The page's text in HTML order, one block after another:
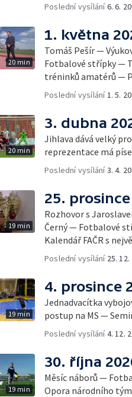
Poslední vysílání6. 6.
20 min
1. května
Tomáš Pešír —
Fotbalové střípky —
tréninků amatérů —
Poslední vysílání1. 5.
20 min
3. dubna
Jihlava dává velký
reprezentace má
Poslední vysílání3. 4.
19 min
25.
Rozhovor s
Černý — Fotbalové
Kalendář FAČR s
Poslední vysílání 25.
19 min
4. prosince
Jednadvacítka
postup na MS —
Poslední vysílání4. 12.
19 min
30. října
Měsíc náborů —
Opora národního